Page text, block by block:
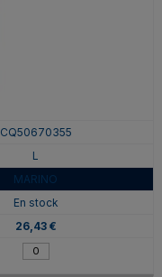
CQ50670355
L
MARINO
En stock
26,43 €